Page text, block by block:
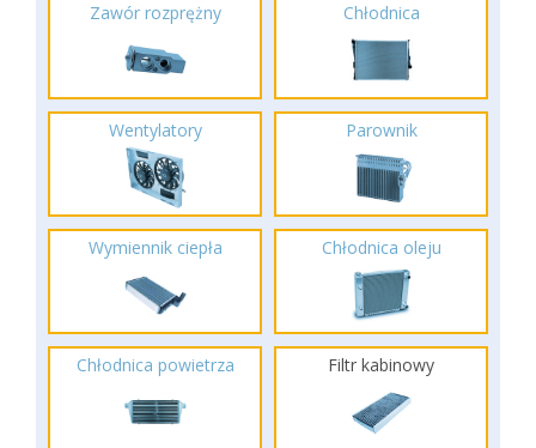
Zawór rozprężny Chłodnica
Wentylatory Parownik
Wymiennik ciepła Chłodnica oleju
Chłodnica powietrza Filtr kabinowy